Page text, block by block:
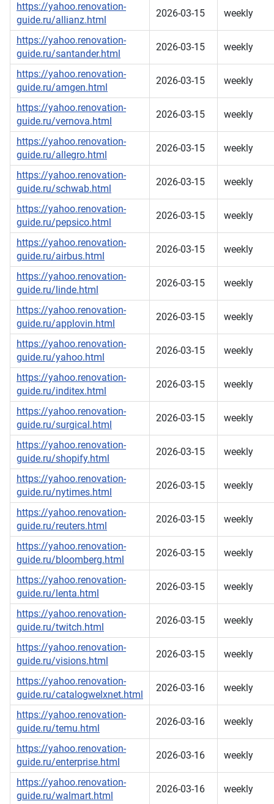
https://yahoo.renovation-
guide.ru/allianz.html
2026-03-15 weekly
https://yahoo.renovation-
guide.ru/santander.html
2026-03-15 weekly
https://yahoo.renovation-
guide.ru/amgen.html
2026-03-15 weekly
https://yahoo.renovation-
guide.ru/vernova.html
2026-03-15 weekly
https://yahoo.renovation-
guide.ru/allegro.html
2026-03-15 weekly
https://yahoo.renovation-
guide.ru/schwab.html
2026-03-15 weekly
https://yahoo.renovation-
guide.ru/pepsico.html
2026-03-15 weekly
https://yahoo.renovation-
guide.ru/airbus.html
2026-03-15 weekly
https://yahoo.renovation-
guide.ru/linde.html
2026-03-15 weekly
https://yahoo.renovation-
guide.ru/applovin.html
2026-03-15 weekly
https://yahoo.renovation-
guide.ru/yahoo.html
2026-03-15 weekly
https://yahoo.renovation-
guide.ru/inditex.html
2026-03-15 weekly
https://yahoo.renovation-
guide.ru/surgical.html
2026-03-15 weekly
https://yahoo.renovation-
guide.ru/shopify.html
2026-03-15 weekly
https://yahoo.renovation-
guide.ru/nytimes.html
2026-03-15 weekly
https://yahoo.renovation-
guide.ru/reuters.html
2026-03-15 weekly
https://yahoo.renovation-
guide.ru/bloomberg.html
2026-03-15 weekly
https://yahoo.renovation-
guide.ru/lenta.html
2026-03-15 weekly
https://yahoo.renovation-
guide.ru/twitch.html
2026-03-15 weekly
https://yahoo.renovation-
guide.ru/visions.html
2026-03-15 weekly
https://yahoo.renovation-
guide.ru/catalogwelxnet.html
2026-03-16 weekly
https://yahoo.renovation-
guide.ru/temu.html
2026-03-16 weekly
https://yahoo.renovation-
guide.ru/enterprise.html
2026-03-16 weekly
https://yahoo.renovation-
guide.ru/walmart.html
2026-03-16 weekly